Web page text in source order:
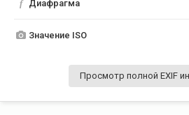
f Диафрагма
Значение ISO
Просмотр полной EXIF